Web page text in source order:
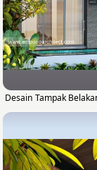
Desain Tampak